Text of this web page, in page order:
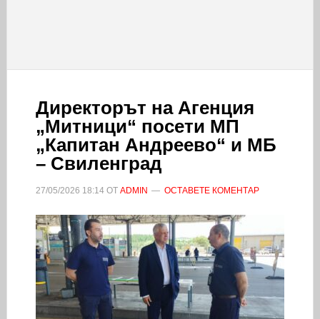
Директорът на Агенция
„Митници“ посети МП
„Капитан Андреево“ и МБ
– Свиленград
27/05/2026 18:14ОТ ADMIN ОСТАВЕТЕ КОМЕНТАР